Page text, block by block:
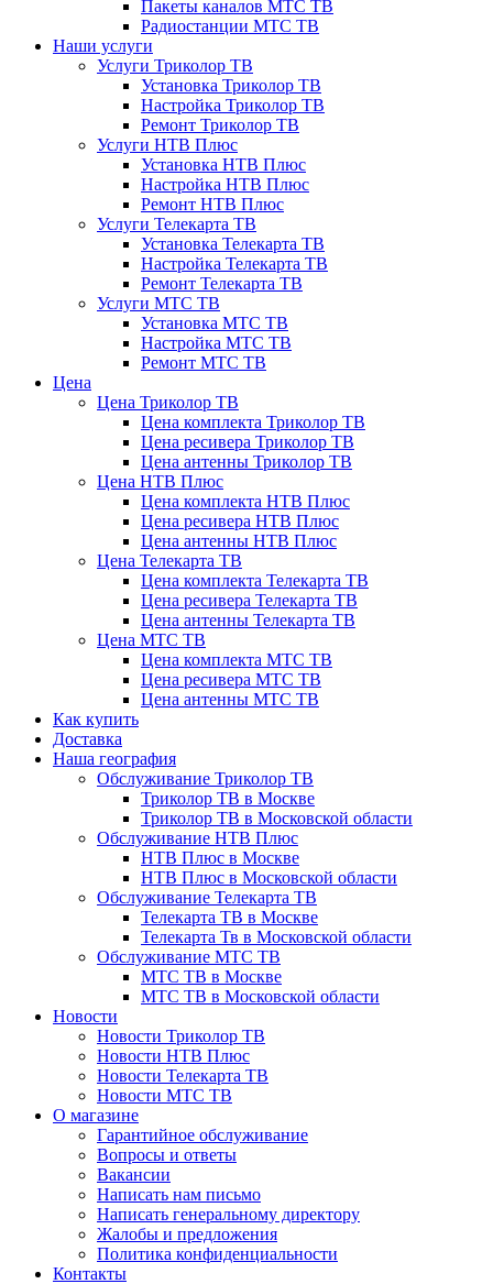
Пакеты каналов МТС ТВ
Радиостанции МТС ТВ
Наши услуги
Услуги Триколор ТВ
Установка Триколор ТВ
Настройка Триколор ТВ
Ремонт Триколор ТВ
Услуги НТВ Плюс
Установка НТВ Плюс
Настройка НТВ Плюс
Ремонт НТВ Плюс
Услуги Телекарта ТВ
Установка Телекарта ТВ
Настройка Телекарта ТВ
Ремонт Телекарта ТВ
Услуги МТС ТВ
Установка МТС ТВ
Настройка МТС ТВ
Ремонт МТС ТВ
Цена
Цена Триколор ТВ
Цена комплекта Триколор ТВ
Цена ресивера Триколор ТВ
Цена антенны Триколор ТВ
Цена НТВ Плюс
Цена комплекта НТВ Плюс
Цена ресивера НТВ Плюс
Цена антенны НТВ Плюс
Цена Телекарта ТВ
Цена комплекта Телекарта ТВ
Цена ресивера Телекарта ТВ
Цена антенны Телекарта ТВ
Цена МТС ТВ
Цена комплекта МТС ТВ
Цена ресивера МТС ТВ
Цена антенны МТС ТВ
Как купить
Доставка
Наша география
Обслуживание Триколор ТВ
Триколор ТВ в Москве
Триколор ТВ в Московской области
Обслуживание НТВ Плюс
НТВ Плюс в Москве
НТВ Плюс в Московской области
Обслуживание Телекарта ТВ
Телекарта ТВ в Москве
Телекарта Тв в Московской области
Обслуживание МТС ТВ
МТС ТВ в Москве
МТС ТВ в Московской области
Новости
Новости Триколор ТВ
Новости НТВ Плюс
Новости Телекарта ТВ
Новости МТС ТВ
О магазине
Гарантийное обслуживание
Вопросы и ответы
Вакансии
Написать нам письмо
Написать генеральному директору
Жалобы и предложения
Политика конфиденциальности
Контакты